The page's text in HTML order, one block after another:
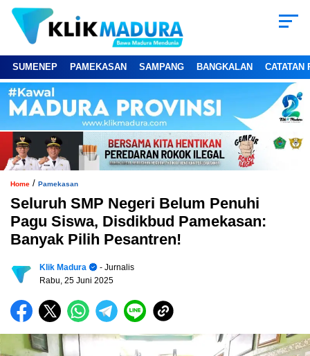
SUMENEP PAMEKASAN SAMPANG BANGKALAN CATATAN
Home / Pamekasan
Seluruh SMP Negeri Belum Penuhi
Pagu Siswa, Disdikbud Pamekasan:
Banyak Pilih Pesantren!
Klik Madura
- Jurnalis
Rabu, 25 Juni 2025